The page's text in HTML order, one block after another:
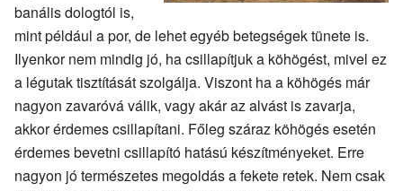
banális dologtól is,
mint például a por, de lehet egyéb betegségek tünete is.
Ilyenkor nem mindig jó, ha csillapítjuk a köhögést, mivel ez
a légutak tisztítását szolgálja. Viszont ha a köhögés már
nagyon zavaróvá válik, vagy akár az alvást is zavarja,
akkor érdemes csillapítani. Főleg száraz köhögés esetén
érdemes bevetni csillapító hatású készítményeket. Erre
nagyon jó természetes megoldás a fekete retek. Nem csak